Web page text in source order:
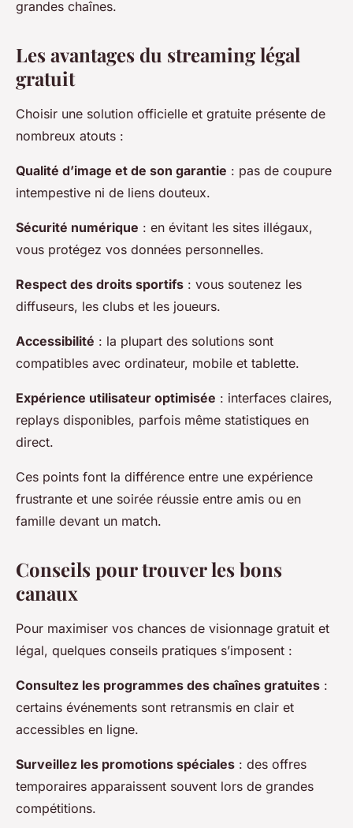
grandes chaînes.
Les avantages du streaming légal
gratuit
Choisir une solution officielle et gratuite présente de
nombreux atouts :
Qualité d’image et de son garantie : pas de coupure
intempestive ni de liens douteux.
Sécurité numérique : en évitant les sites illégaux,
vous protégez vos données personnelles.
Respect des droits sportifs : vous soutenez les
diffuseurs, les clubs et les joueurs.
Accessibilité : la plupart des solutions sont
compatibles avec ordinateur, mobile et tablette.
Expérience utilisateur optimisée : interfaces claires,
replays disponibles, parfois même statistiques en
direct.
Ces points font la différence entre une expérience
frustrante et une soirée réussie entre amis ou en
famille devant un match.
Conseils pour trouver les bons
canaux
Pour maximiser vos chances de visionnage gratuit et
légal, quelques conseils pratiques s’imposent :
Consultez les programmes des chaînes gratuites :
certains événements sont retransmis en clair et
accessibles en ligne.
Surveillez les promotions spéciales : des offres
temporaires apparaissent souvent lors de grandes
compétitions.